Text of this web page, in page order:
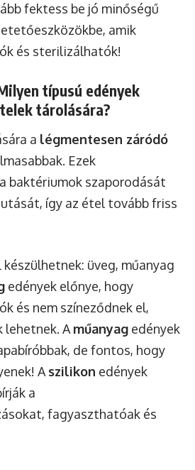
fektess be jó minőségű
amik
és sterilizálhatók!
típusú edények
tárolására?
a légmentesen záródó
Ezek
baktériumok szaporodását
így az étel tovább friss
üveg, műanyag
edények előnye, hogy
és nem színeződnek el,
lehetnek. A műanyag edények
de fontos, hogy
A szilikon edények
a
fagyaszthatóak és